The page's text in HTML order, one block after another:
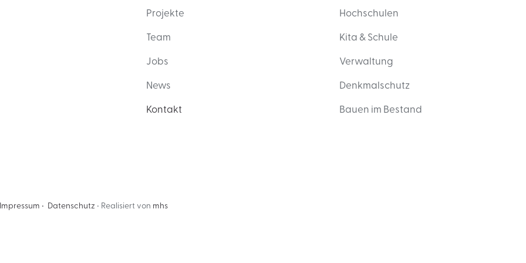
Projekte
Team
Jobs
News
Kontakt
Hochschulen
Kita & Schule
Verwaltung
Denkmalschutz
Bauen im Bestand
• Datenschutz • Realisiert von mhs